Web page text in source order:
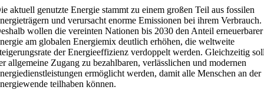
aktuell genutzte Energie stammt zu einem großen Teil aus fossilen
und verursacht enorme Emissionen bei ihrem Verbrauch.
wollen die vereinten Nationen bis 2030 den Anteil erneuerbarer
am globalen Energiemix deutlich erhöhen, die weltweite
der Energieeffizienz verdoppelt werden. Gleichzeitig
allgemeine Zugang zu bezahlbaren, verlässlichen und modernen
ermöglicht werden, damit alle Menschen an der
teilhaben können.